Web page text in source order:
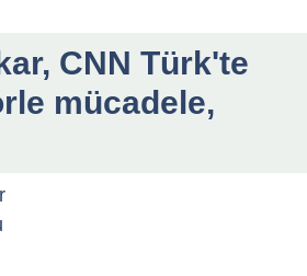
CNN Türk'te
mücadele,